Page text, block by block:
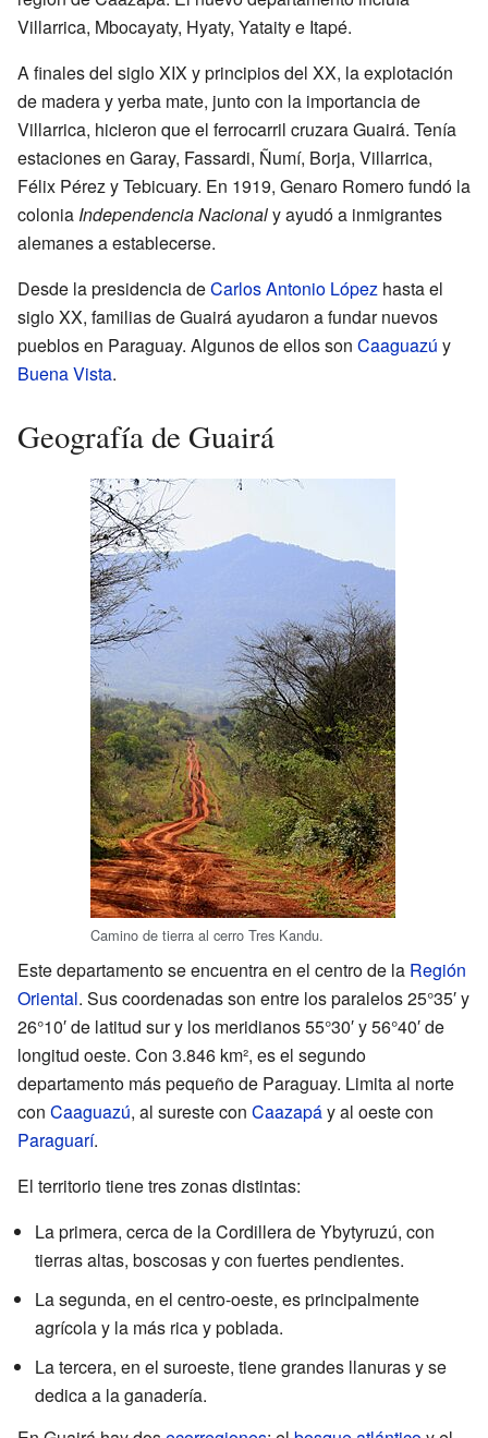
Villarrica, Mbocayaty, Hyaty, Yataity e Itapé.
A finales del siglo XIX y principios del XX, la explotación
de madera y yerba mate, junto con la importancia de
Villarrica, hicieron que el ferrocarril cruzara Guairá. Tenía
estaciones en Garay, Fassardi, Ñumí, Borja, Villarrica,
Félix Pérez y Tebicuary. En 1919, Genaro Romero fundó la
colonia Independencia Nacionaly ayudó a inmigrantes
alemanes a establecerse.
Desde la presidencia deCarlos Antonio López hasta el
siglo XX, familias de Guairá ayudaron a fundar nuevos
pueblos en Paraguay. Algunos de ellos son Caaguazú y
Buena Vista.
Geografía de Guairá
Camino de tierra al cerro Tres Kandu.
Este departamento se encuentra en el centro de la Región
Oriental. Sus coordenadas son entre los paralelos 25°35′ y
26°10′ de latitud sur y los meridianos 55°30′ y 56°40′ de
longitud oeste. Con 3.846 km², es el segundo
departamento más pequeño de Paraguay. Limita al norte
con Caaguazú, al sureste con Caazapáy al oeste con
Paraguarí.
El territorio tiene tres zonas distintas:
La primera, cerca de la Cordillera de Ybytyruzú, con
tierras altas, boscosas y con fuertes pendientes.
La segunda, en el centro-oeste, es principalmente
agrícola y la más rica y poblada.
La tercera, en el suroeste, tiene grandes llanuras y se
dedica a la ganadería.